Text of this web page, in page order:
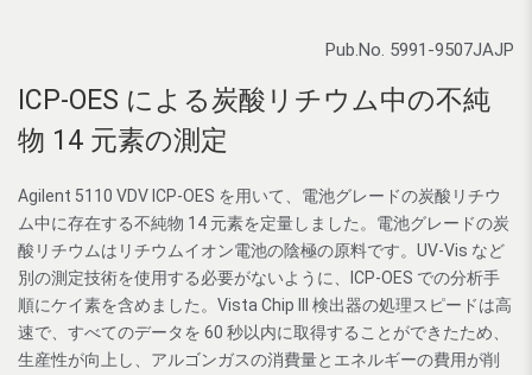
Pub.No. 5991-9507JAJP
ICP-OES による炭酸リチウム中の不純
物 14 元素の測定
Agilent 5110 VDV ICP-OES を用いて、電池グレードの炭酸リチウ
ム中に存在する不純物 14 元素を定量しました。電池グレードの炭
酸リチウムはリチウムイオン電池の陰極の原料です。UV-Vis など
別の測定技術を使用する必要がないように、ICP-OES での分析手
順にケイ素を含めました。Vista Chip III 検出器の処理スピードは高
速で、すべてのデータを 60 秒以内に取得することができたため、
生産性が向上し、アルゴンガスの消費量とエネルギーの費用が削